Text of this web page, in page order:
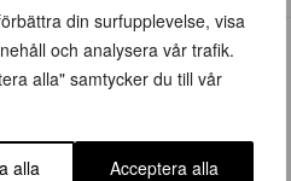
din surfupplevelse, visa
och analysera vår trafik.
alla" samtycker du till vår
alla Acceptera alla